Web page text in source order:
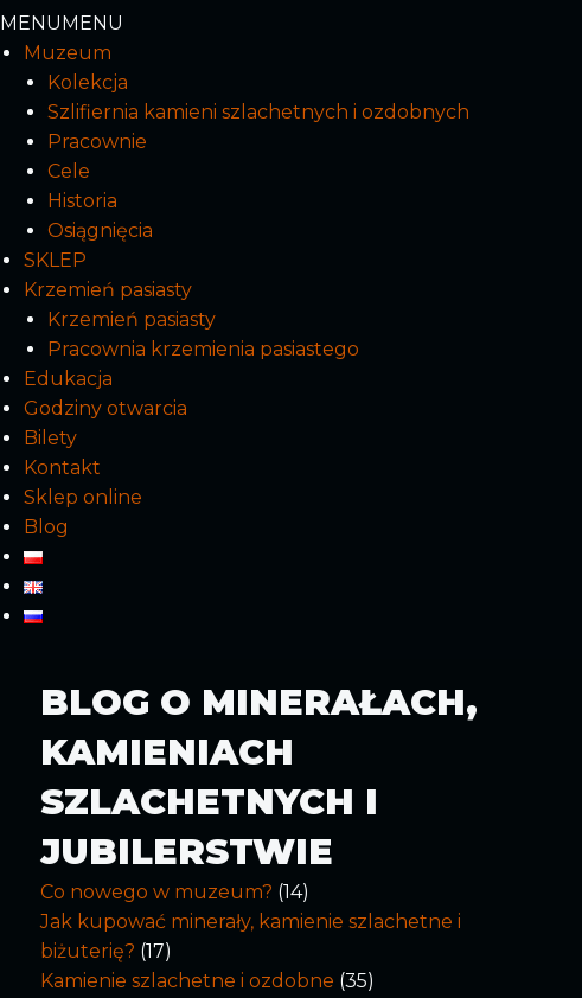
MENUMENU
Muzeum
Kolekcja
Szlifiernia kamieni szlachetnych i ozdobnych
Pracownie
Cele
Historia
Osiągnięcia
SKLEP
Krzemień pasiasty
Krzemień pasiasty
Pracownia krzemienia pasiastego
Edukacja
Godziny otwarcia
Bilety
Kontakt
Sklep online
Blog
BLOG O MINERAŁACH,
KAMIENIACH
SZLACHETNYCH I
JUBILERSTWIE
Co nowego w muzeum? (14)
Jak kupować minerały, kamienie szlachetne i
biżuterię? (17)
Kamienie szlachetne i ozdobne (35)